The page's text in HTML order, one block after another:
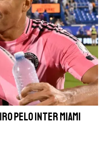
pelo Inter Miami